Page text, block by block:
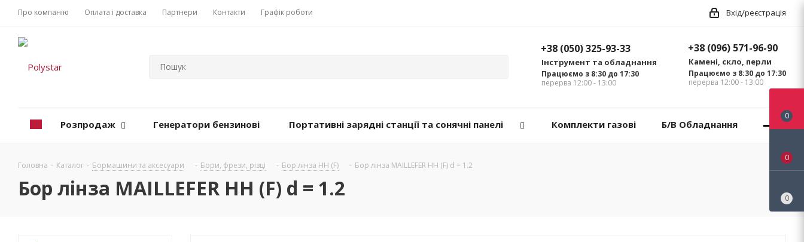
Про компанію Оплата і доставка Партнери Контакти Графік роботи Вхід/реєстрація
+38 (096) 571-96-90
Камені, скло, перли
Працюємо з 8:30 до 17:30
перерва 12:00 - 13:00
+38 (050) 325-93-33
Інструмент та обладнання
Працюємо з 8:30 до 17:30
перерва 12:00 - 13:00
Розпродаж Генератори бензинові Портативні зарядні станції та сонячні панелі Комплекти газові Б/В Обладнання
Головна - Каталог - Бормашини та аксесуари - Бори, фрези, різці - Бор лінза НН (F) - Бор лінза MAILLEFER НН (F) d = 1.2
Бор лінза MAILLEFER НН (F) d = 1.2
0
0
0